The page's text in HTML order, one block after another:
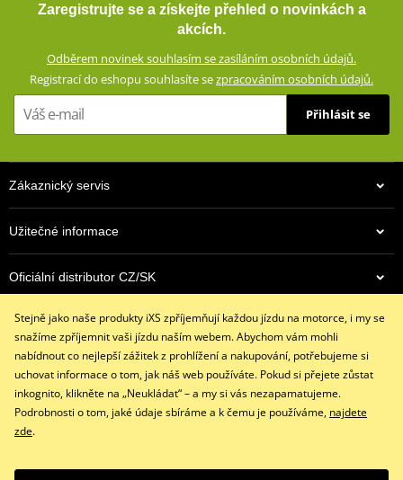
Zaregistrujte se a získejte přehled o novinkách a
akcích.
Odběrem novinek souhlasím se zasíláním osobních údajů.
Registrací do eshopu souhlasíte sezpracováním osobních údajů.
Přihlásit se
Zákaznický servis
Užitečné informace
Oficiální distributor CZ/SK
Kontaktujte nás
info@ixs-motopoint.cz
Po - Pá (8:00 - 16:30)
Stejně jako naše produkty iXS zpříjemňují každou jízdu na motorce, i my se
snažíme zpříjemnit vaši jízdu naším webem. Abychom vám mohli
nabídnout co nejlepší zážitek z prohlížení a nakupování, potřebujeme si
uchovat informace o tom, jak náš web používáte. Pokud si přejete zůstat
inkognito, klikněte na „Neukládat“ – a my si vás nezapamatujeme.
Podrobnosti o tom, jaké údaje sbíráme a k čemu je používáme, najdete
zde.